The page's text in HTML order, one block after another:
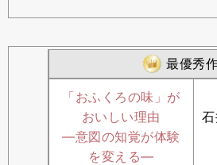
最優秀
「おふくろの味」が
おいしい理由
―意図の知覚が体験
を変える―